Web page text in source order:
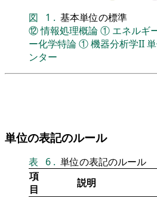
図 1 . 基本単位の標準
⑫情報処理概論① エネルギ
ー化学特論①機器分析学II
ンター
単位の表記のルール
表 6 . 単位の表記のルール
項
目
説明